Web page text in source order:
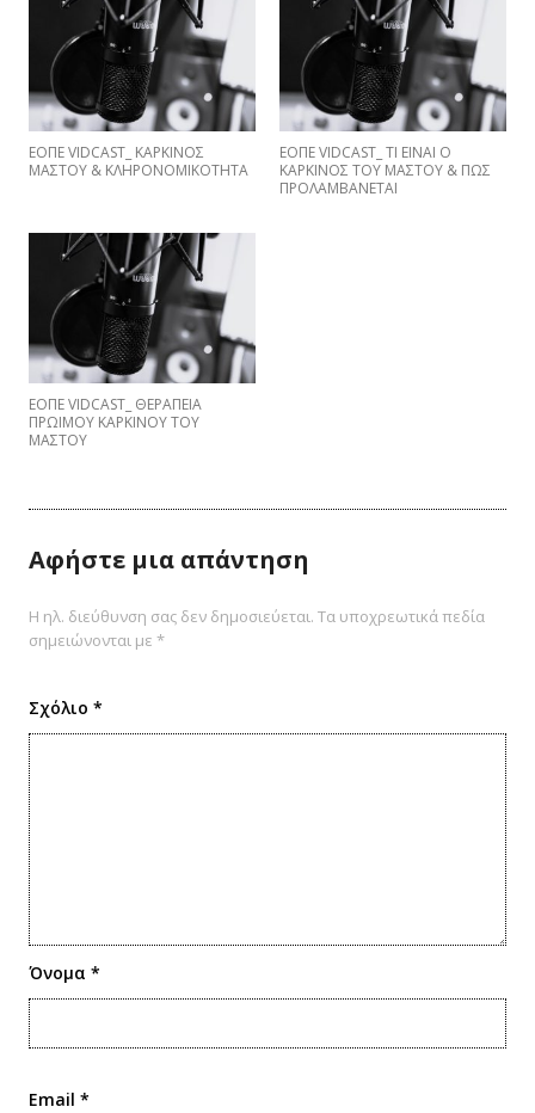
ΕΟΠΕ VIDCAST_ ΚΑΡΚΙΝΟΣ
ΜΑΣΤΟΥ & ΚΛΗΡΟΝΟΜΙΚΟΤΗΤΑ
EΟΠΕ VIDCAST_ ΤΙ ΕΙΝΑΙ Ο
ΚΑΡΚΙΝΟΣ ΤΟΥ ΜΑΣΤΟΥ & ΠΩΣ
ΠΡΟΛΑΜΒΑNETAI
ΕΟΠΕ VIDCAST_ ΘΕΡΑΠΕΙΑ
ΠΡΩΙΜΟΥ ΚΑΡΚΙΝΟΥ ΤΟΥ
ΜΑΣΤΟΥ
Αφήστε μια απάντηση
Η ηλ. διεύθυνση σας δεν δημοσιεύεται. Τα υποχρεωτικά πεδία
σημειώνονται με *
Σχόλιο *
Όνομα *
Email *